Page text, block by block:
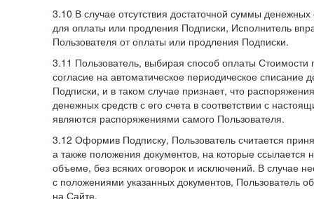
3.10 В случае отсутствия достаточной суммы денежных
для оплаты или продления Подписки, Исполнитель
Пользователя от оплаты или продления Подписки.
3.11 Пользователь, выбирая способ оплаты Стоимости
согласие на автоматическое периодическое списание
Подписки, и в таком случае признает, что
денежных средств с его счета в соответствии с
являются распоряжениями самого Пользователя.
3.12 Оформив Подписку, Пользователь считается
а также положения документов, на которые
объеме, без всяких оговорок и исключений. В случае
с положениями указанных документов, Пользователь
на Сайте.